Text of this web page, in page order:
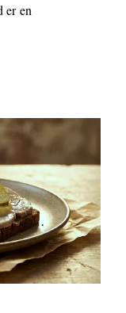
er en